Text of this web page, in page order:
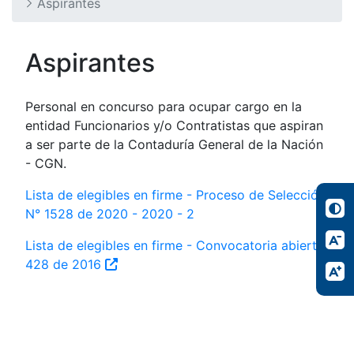
Aspirantes
Aspirantes
Personal en concurso para ocupar cargo en la
entidad Funcionarios y/o Contratistas que aspiran
a ser parte de la Contaduría General de la Nación
- CGN.
Lista de elegibles en firme - Proceso de Selección
N° 1528 de 2020 - 2020 - 2
Lista de elegibles en firme - Convocatoria abierta
428 de 2016